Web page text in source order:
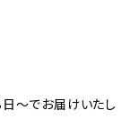
〜でお届けいたし